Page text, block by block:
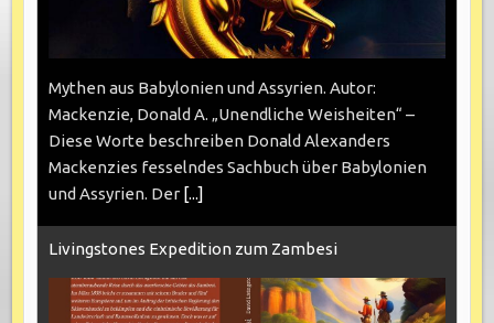
Mythen aus Babylonien und Assyrien. Autor:
Mackenzie, Donald A. „Unendliche Weisheiten“ –
Diese Worte beschreiben Donald Alexanders
Mackenzies fesselndes Sachbuch über Babylonien
und Assyrien. Der [...]
Livingstones Expedition zum Zambesi